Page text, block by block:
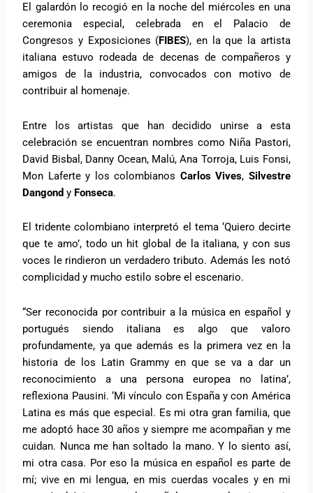
El galardón lo recogió en la noche del miércoles en una
ceremonia especial, celebrada en el Palacio de
Congresos y Exposiciones (FIBES), en la que la artista
italiana estuvo rodeada de decenas de compañeros y
amigos de la industria, convocados con motivo de
contribuir al homenaje.
Entre los artistas que han decidido unirse a esta
celebración se encuentran nombres como Niña Pastori,
David Bisbal, Danny Ocean, Malú, Ana Torroja, Luis Fonsi,
Mon Laferte y los colombianos Carlos Vives, Silvestre
Dangondy Fonseca.
El tridente colombiano interpretó el tema ‘Quiero decirte
que te amo’, todo un hit global de la italiana, y con sus
voces le rindieron un verdadero tributo. Además les notó
complicidad y mucho estilo sobre el escenario.
“Ser reconocida por contribuir a la música en español y
portugués siendo italiana es algo que valoro
profundamente, ya que además es la primera vez en la
historia de los Latin Grammy en que se va a dar un
reconocimiento a una persona europea no latina’,
reflexiona Pausini. ‘Mi vínculo con España y con América
Latina es más que especial. Es mi otra gran familia, que
me adoptó hace 30 años y siempre me acompañan y me
cuidan. Nunca me han soltado la mano. Y lo siento así,
mi otra casa. Por eso la música en español es parte de
mí; vive en mi lengua, en mis cuerdas vocales y en mi